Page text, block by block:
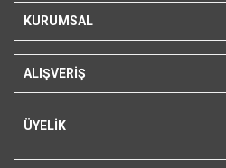
Gönder
KURUMSAL
ALIŞVERİŞ
ÜYELİK